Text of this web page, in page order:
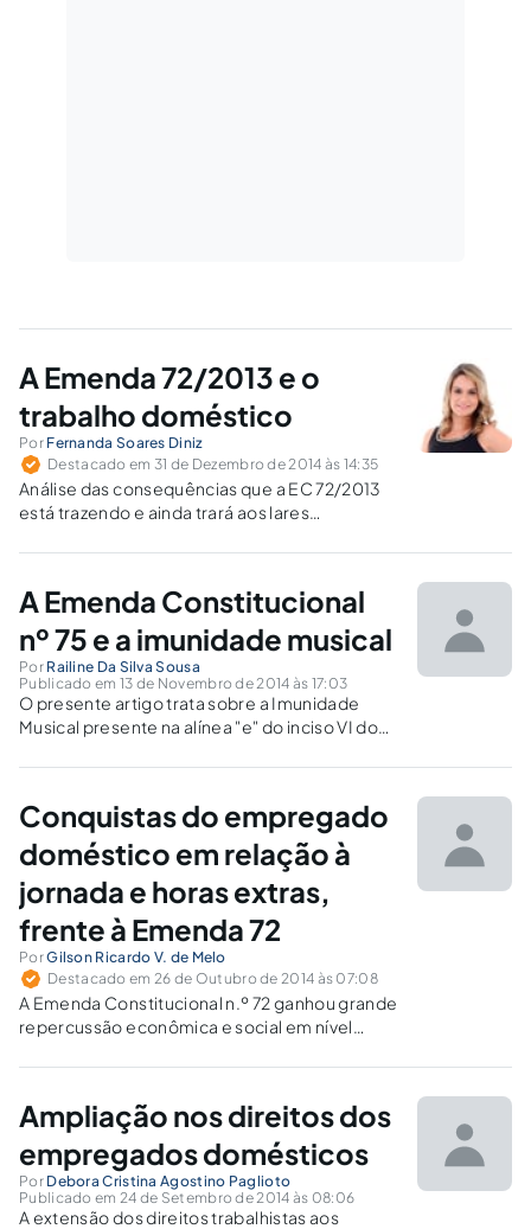
A Emenda 72/2013 e o
trabalho doméstico
Por Fernanda Soares Diniz
Destacado em 31 de Dezembro de 2014 às 14:35
Análise das consequências que a EC 72/2013
está trazendo e ainda trará aos lares
carecem de regulamentações. O estudo
precedentes judiciais na aplicação da EC 72 no
Brasil.
A Emenda Constitucional
nº 75 e a imunidade musical
Por Railine Da Silva Sousa
Publicado em 13 de Novembro de 2014 às 17:03
O presente artigo trata sobre a Imunidade
Musical presente na alínea "e" do inciso VI do
pela Emenda Constitucional Nº 75.
Conquistas do empregado
doméstico em relação à
jornada e horas extras,
frente à Emenda 72
PorGilson Ricardo V. de Melo
Destacado em 26 de Outubro de 2014 às 07:08
A Emenda Constitucional n.º 72 ganhou grande
repercussão econômica e social em nível
iguala os empregados domésticos aos demais
Ampliação nos direitos dos
empregados domésticos
Por Debora Cristina Agostino Paglioto
Publicado em 24 de Setembro de 2014 às 08:06
A extensão dos direitos trabalhistas aos